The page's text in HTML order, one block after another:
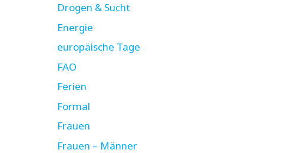
Drogen & Sucht
Energie
europäische Tage
FAO
Ferien
Formal
Frauen
Frauen – Männer